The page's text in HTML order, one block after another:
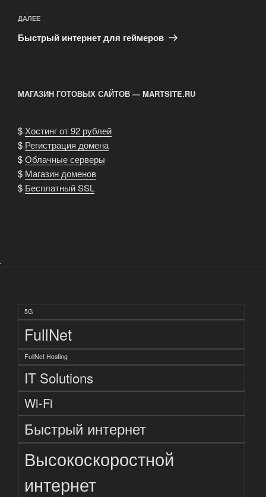
Следующая
запись
ДАЛЕЕ
Быстрый интернет для геймеров
МАГАЗИН ГОТОВЫХ САЙТОВ — MARTSITE.RU
$Хостинг от 92 рублей
$ Регистрация домена
$Облачные серверы
$ Магазин доменов
$ Бесплатный SSL
.
5G
FullNet
FullNet Hosting
IT Solutions
Wi-Fi
Быстрый интернет
Высокоскоростной
интернет